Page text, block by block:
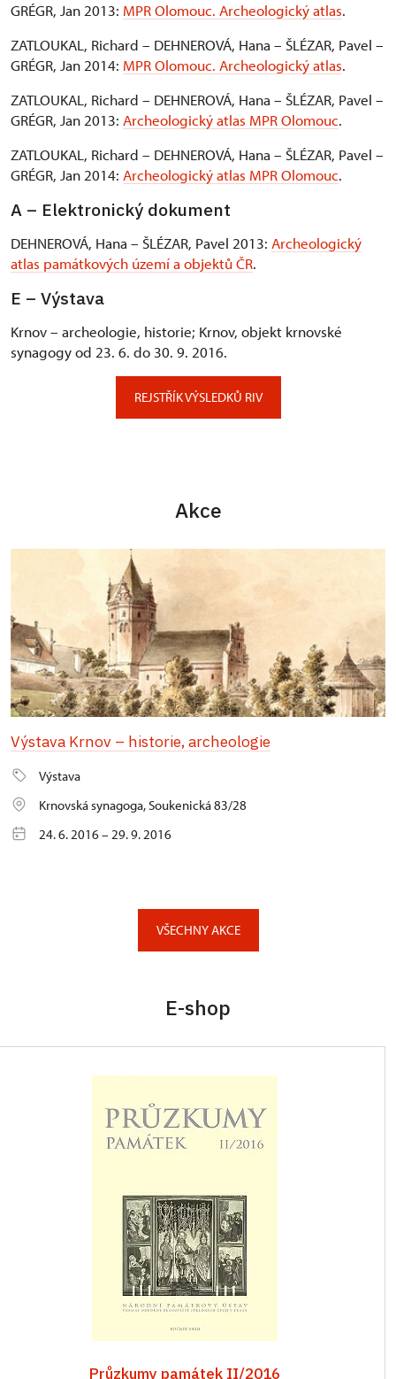
GRÉGR, Jan 2013: MPR Olomouc. Archeologický atlas.
ZATLOUKAL, Richard – DEHNEROVÁ, Hana – ŠLÉZAR, Pavel –
GRÉGR, Jan 2014: MPR Olomouc. Archeologický atlas.
ZATLOUKAL, Richard – DEHNEROVÁ, Hana – ŠLÉZAR, Pavel –
GRÉGR, Jan 2013: Archeologický atlas MPR Olomouc.
ZATLOUKAL, Richard – DEHNEROVÁ, Hana – ŠLÉZAR, Pavel –
GRÉGR, Jan 2014: Archeologický atlas MPR Olomouc.
A – Elektronický dokument
DEHNEROVÁ, Hana – ŠLÉZAR, Pavel 2013: Archeologický
atlas památkových území a objektů ČR.
E – Výstava
Krnov – archeologie, historie; Krnov, objekt krnovské
synagogy od 23. 6. do 30. 9. 2016.
REJSTŘÍK VÝSLEDKŮ RIV
Akce
Výstava Krnov – historie, archeologie
Výstava
Krnovská synagoga, Soukenická 83/28
24. 6. 2016 – 29. 9. 2016
VŠECHNY AKCE
E-shop
Průzkumy památek II/2016